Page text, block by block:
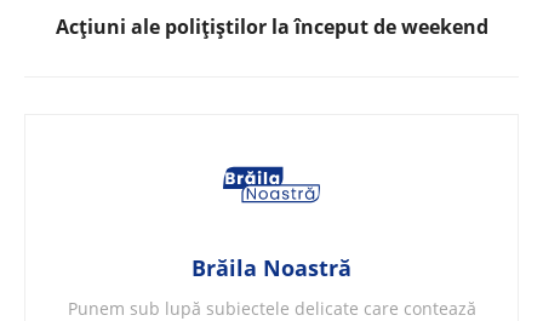
Acțiuni ale polițiștilor la început de weekend
Brăila Noastră
Punem sub lupă subiectele delicate care contează